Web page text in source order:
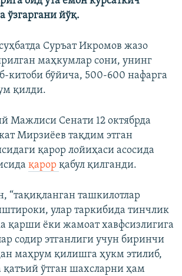
ўзгаргани йўқ.​
Суръат Икромов жазо
маҳкумлар сони, унинг
китоби бўйича, 500-600 нафарга
қилди.
Мажлиси Сенати 12 октябрда
Мирзиёев тақдим этган
қарор лойиҳаси асосида
қарор қабул қилганди.
“тақиқланган ташкилотлар
улар таркибида тинчлик
қарши ёки жамоат хавфсизлигига
содир этганлиги учун биринчи
маҳрум қилишга ҳукм этилиб,
қатъий ўтган шахсларни ҳам